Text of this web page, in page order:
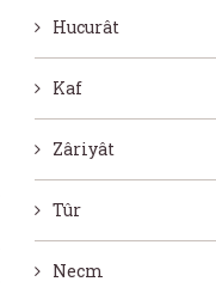
Hucurât
Kaf
Zâriyât
Tûr
Necm